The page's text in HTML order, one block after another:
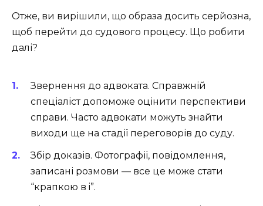
Отже, ви вирішили, що образа досить серйозна,
щоб перейти до судового процесу. Що робити
далі?
Звернення до адвоката. Справжній
спеціаліст допоможе оцінити перспективи
справи. Часто адвокати можуть знайти
виходи ще на стадії переговорів до суду.
Збір доказів. Фотографії, повідомлення,
записані розмови — все це може стати
“крапкою в i”.